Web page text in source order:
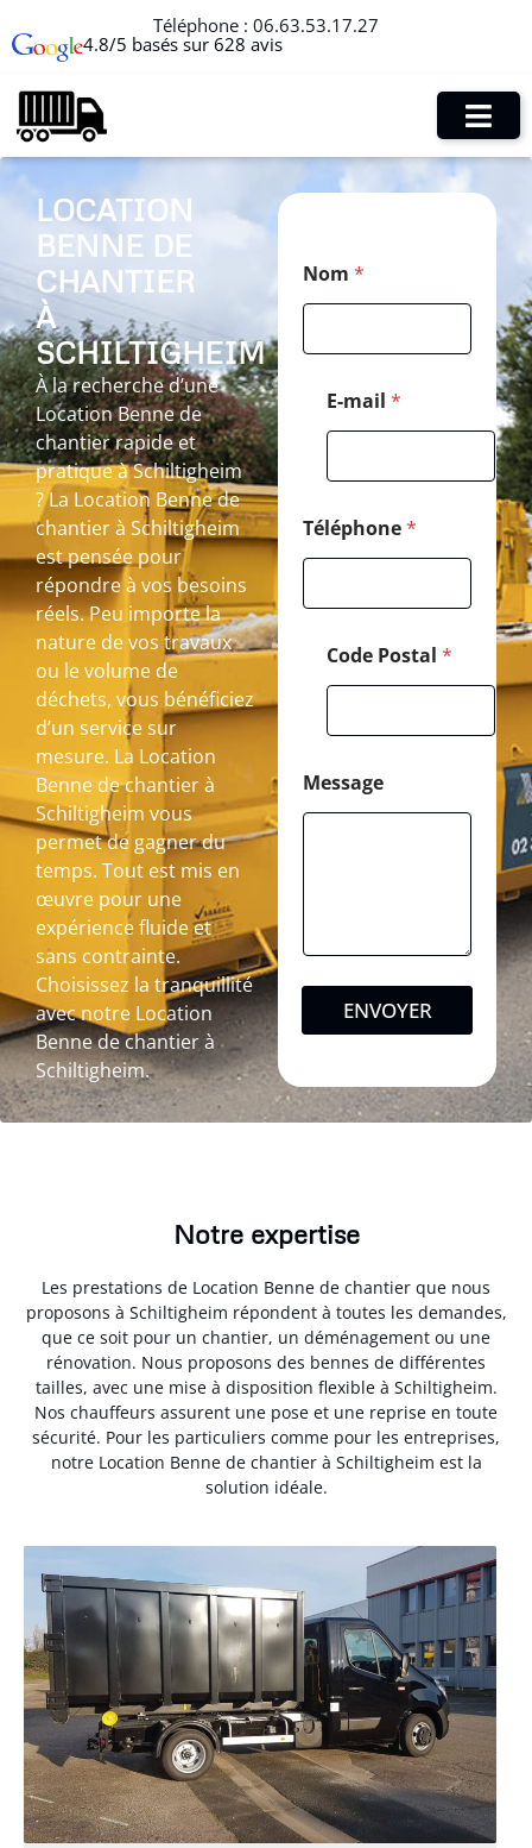
Téléphone : 06.63.53.17.27
4.8/5 basés sur 628 avis
LOCATION
BENNE DE
CHANTIER
À
SCHILTIGHEIM
À la recherche d’une
Location Benne de
chantier rapide et
pratique à Schiltigheim
? La Location Benne de
chantier à Schiltigheim
est pensée pour
répondre à vos besoins
réels. Peu importe la
nature de vos travaux
ou le volume de
déchets, vous bénéficiez
d’un service sur
mesure. La Location
Benne de chantier à
Schiltigheim vous
permet de gagner du
temps. Tout est mis en
œuvre pour une
expérience fluide et
sans contrainte.
Choisissez la tranquillité
avec notre Location
Benne de chantier à
Schiltigheim.
Nom *
E-mail *
Téléphone*
Code Postal *
m
a
i
l
*
Message
ENVOYER
Notre expertise
Les prestations de Location Benne de chantier que nous
proposons à Schiltigheim répondent à toutes les demandes,
que ce soit pour un chantier, un déménagement ou une
rénovation. Nous proposons des bennes de différentes
tailles, avec une mise à disposition flexible à Schiltigheim.
Nos chauffeurs assurent une pose et une reprise en toute
sécurité. Pour les particuliers comme pour les entreprises,
notre Location Benne de chantier à Schiltigheim est la
solution idéale.